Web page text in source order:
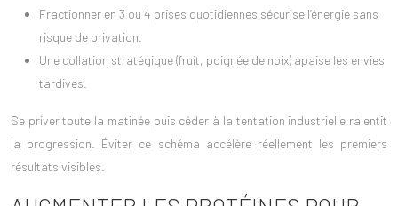
Fractionner en 3 ou 4 prises quotidiennes sécurise l’énergie sans
risque de privation.
Une collation stratégique (fruit, poignée de noix) apaise les envies
tardives.
Se priver toute la matinée puis céder à la tentation industrielle ralentit
la progression. Éviter ce schéma accélère réellement les premiers
résultats visibles.